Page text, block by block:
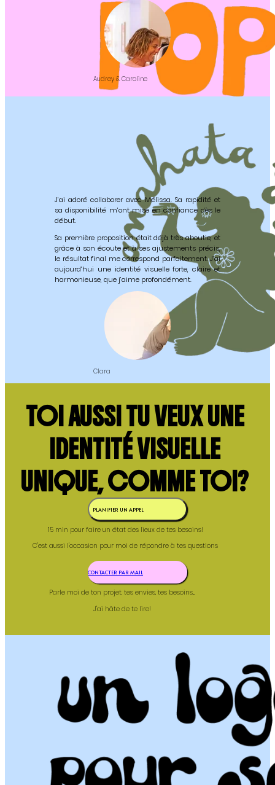
Audrey & Caroline
J’ai adoré collaborer avec Mélissa. Sa rapidité et
sa disponibilité m’ont mise en confiance dès le
début.
Sa première proposition était déjà très aboutie, et
grâce à son écoute et à ses ajustements précis,
le résultat final me correspond parfaitement. J’ai
aujourd’hui une identité visuelle forte, claire et
harmonieuse, que j’aime profondément.
Clara
TOI AUSSI TU VEUX UNE
IDENTITÉ VISUELLE
UNIQUE, COMME TOI?
15 min pour faire un état des lieux de tes besoins!
C'est aussi l'occasion pour moi de répondre à tes questions
PLANIFIER UN APPEL
CONTACTER PAR MAIL
Parle moi de ton projet, tes envies, tes besoins...
J'ai hâte de te lire!